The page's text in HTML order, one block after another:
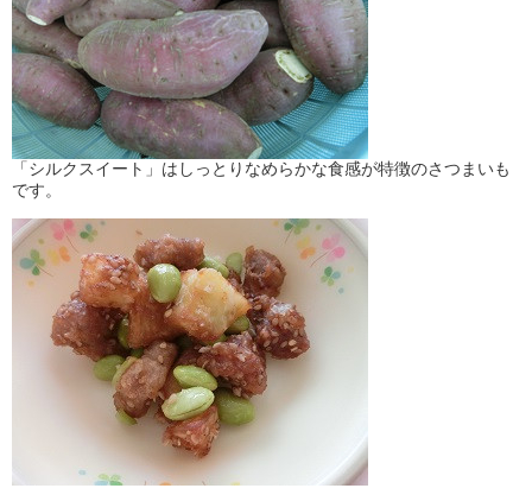
「シルクスイート」はしっとりなめらかな食感が特徴のさつまいも
です。